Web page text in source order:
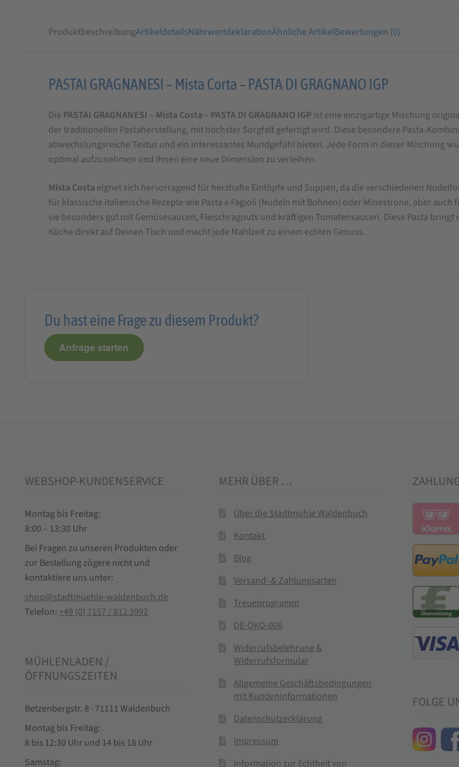
ProduktbeschreibungArtikeldetailsNährwertdeklarationÄhnliche ArtikelBewertungen (0)
Produktbeschreibung
Mista
Corta
500
PASTA
DI
GRAGNANO
PASTAI GRAGNANESI – Mista Corta – PASTA DI GRAGNANO IGP
Die PASTAI GRAGNANESI – Mista Costa – PASTA DI GRAGNANO IGPist eine einzigartige Mischung
der traditionellen Pastaherstellung, mit höchster Sorgfalt gefertigt wird. Diese besondere Pasta-
abwechslungsreiche Textur und ein interessantes Mundgefühl bieten. Jede Form in dieser Mischung
optimal aufzunehmen und ihnen eine neue Dimension zu verleihen.
Mista Costa eignet sich hervorragend für herzhafte Eintöpfe und Suppen, da die verschiedenen
für klassische italienische Rezepte wie Pasta e Fagioli (Nudeln mit Bohnen) oder Minestrone, aber
sie besonders gut mit Gemüsesaucen, Fleischragouts und kräftigen Tomatensaucen. Diese Pasta
Küche direkt auf Deinen Tisch und macht jede Mahlzeit zu einem echten Genuss.
Du hast eine Frage zu diesem Produkt?
Anfrage starten
WEBSHOP-KUNDENSERVICE
Montag bis Freitag:
8:00 – 13:30 Uhr
Bei Fragen zu unseren Produkten oder
zur Bestellung zögere nicht und
kontaktiere uns unter:
shop@stadtmuehle-waldenbuch.de
Telefon: +49 (0) 7157 / 812 3992
MÜHLENLADEN /
ÖFFNUNGSZEITEN
Betzenbergstr. 8 · 71111 Waldenbuch
Montag bis Freitag:
8 bis 12:30 Uhr und 14 bis 18 Uhr
Samstag:
MEHR ÜBER …
Über die Stadtmühle Waldenbuch
Kontakt
Blog
Versand- & Zahlungsarten
Treueprogramm
DE-ÖKO-006
Widerrufsbelehrung &
Widerrufsformular
Allgemeine Geschäftsbedingungen
mit Kundeninformationen
Datenschutzerklärung
Impressum
Information zur Echtheit von
FOLGE